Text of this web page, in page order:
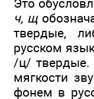
Это
ч, щ
твердые,
русском
/ц/ твердые.
мягкости
фонем в